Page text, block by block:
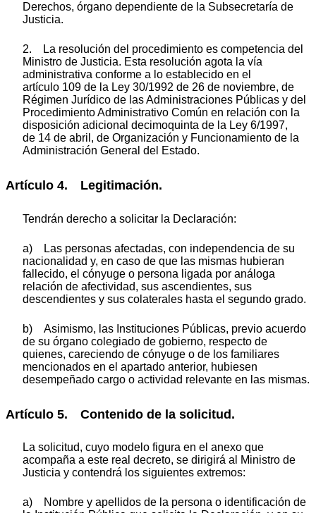
Derechos, órgano dependiente de la Subsecretaría de
Justicia.
2. La resolución del procedimiento es competencia del
Ministro de Justicia. Esta resolución agota la vía
administrativa conforme a lo establecido en el
artículo 109 de la Ley 30/1992 de 26 de noviembre, de
Régimen Jurídico de las Administraciones Públicas y del
Procedimiento Administrativo Común en relación con la
disposición adicional decimoquinta de la Ley 6/1997,
de 14 de abril, de Organización y Funcionamiento de la
Administración General del Estado.
Artículo 4. Legitimación.
Tendrán derecho a solicitar la Declaración:
a) Las personas afectadas, con independencia de su
nacionalidad y, en caso de que las mismas hubieran
fallecido, el cónyuge o persona ligada por análoga
relación de afectividad, sus ascendientes, sus
descendientes y sus colaterales hasta el segundo grado.
b) Asimismo, las Instituciones Públicas, previo acuerdo
de su órgano colegiado de gobierno, respecto de
quienes, careciendo de cónyuge o de los familiares
mencionados en el apartado anterior, hubiesen
desempeñado cargo o actividad relevante en las mismas.
Artículo 5. Contenido de la solicitud.
La solicitud, cuyo modelo figura en el anexo que
acompaña a este real decreto, se dirigirá al Ministro de
Justicia y contendrá los siguientes extremos:
a) Nombre y apellidos de la persona o identificación de